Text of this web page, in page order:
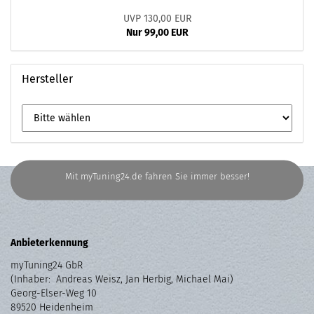
UVP 130,00 EUR
Nur 99,00 EUR
Hersteller
Mit myTuning24.de fahren Sie immer besser!
Anbieterkennung
myTuning24 GbR
(Inhaber: Andreas Weisz, Jan Herbig, Michael Mai)
Georg-Elser-Weg 10
89520 Heidenheim